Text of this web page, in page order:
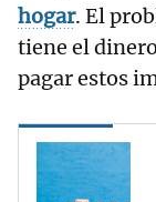
hogar. El
tiene el
pagar estos